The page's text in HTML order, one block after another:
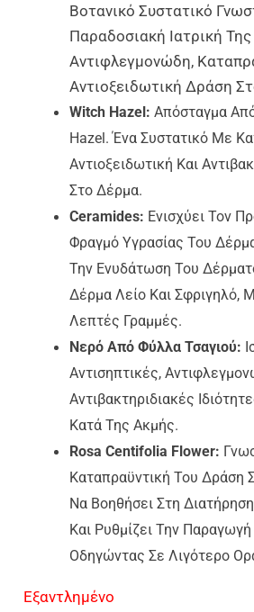
Βοτανικό Συστατικό
Παραδοσιακή Ιατρική
Αντιφλεγμονώδη,
Αντιοξειδωτική Δράση
Witch Hazel: Απόσταγμα
Hazel. Ένα Συστατικό Με
Αντιοξειδωτική Και
Στο Δέρμα.
Ceramides: Ενισχύει Τον
Φραγμό Υγρασίας Του
Την Ενυδάτωση Του
Δέρμα Λείο Και Σφριγηλό,
Λεπτές Γραμμές.
Νερό Από Φύλλα Τσαγιού:
Αντισηπτικές,
Αντιβακτηριδιακές
Κατά Της Ακμής.
Rosa Centifolia Flower:
Καταπραϋντική Του Δράση
Να Βοηθήσει Στη
Και Ρυθμίζει Την
Οδηγώντας Σε Λιγότερο
Εξαντλημένο